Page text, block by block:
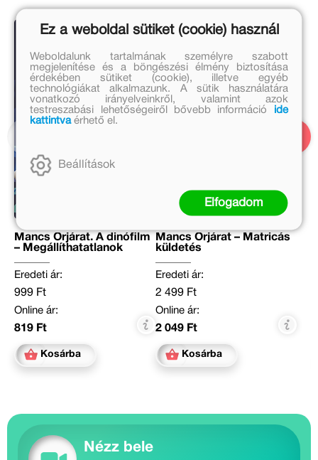
Mancs Őrjárat. A dinófilm
– Megállíthatatlanok
Eredeti ár:
999 Ft
Online ár:
819 Ft
Kosárba
Mancs Őrjárat – Matricás
küldetés
Eredeti ár:
2 499 Ft
Online ár:
2 049 Ft
Kosárba
Nézz bele
Ez a weboldal sütiket (cookie) használ
Weboldalunk tartalmának személyre szabott
megjelenítése és a böngészési élmény biztosítása
érdekében sütiket (cookie), illetve egyéb
technológiákat alkalmazunk. A sütik használatára
vonatkozó irányelveinkről, valamint azok
testreszabási lehetőségeiről bővebb információ
ide
kattintvaérhető el.
Beállítások
Elfogadom